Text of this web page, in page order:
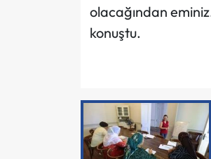
olacağından
konuştu.